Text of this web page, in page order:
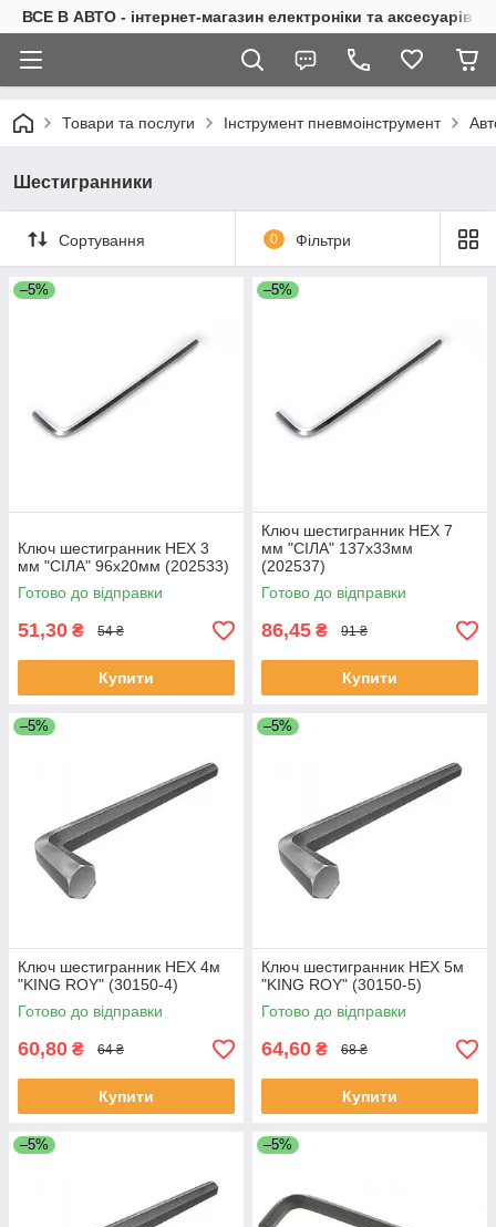
ВСЕ В АВТО - інтернет-магазин електроніки та аксесуарів в
Товари та послуги Інструмент пневмоінструмент
Шестигранники
Сортування 0 Фільтри
–5%
Ключ шестигранник HEX 3
мм "СІЛА" 96х20мм (202533)
Готово до відправки
51,30 ₴ 54 ₴
Купити
–5%
Ключ шестигранник HEX 7
мм "СІЛА" 137х33мм
(202537)
Готово до відправки
86,45 ₴ 91 ₴
Купити
–5%
Ключ шестигранник HEX 4м
"KING ROY" (30150-4)
Готово до відправки
60,80 ₴ 64 ₴
Купити
–5%
Ключ шестигранник HEX 5м
"KING ROY" (30150-5)
Готово до відправки
64,60 ₴ 68 ₴
Купити
–5% –5%